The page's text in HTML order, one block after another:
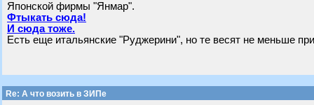
Японской фирмы "Янмар".
Фтыкать сюда!
И сюда тоже.
Есть еще итальянские "Руджерини", но те весят не меньше
Re: А что возить в ЗИПе